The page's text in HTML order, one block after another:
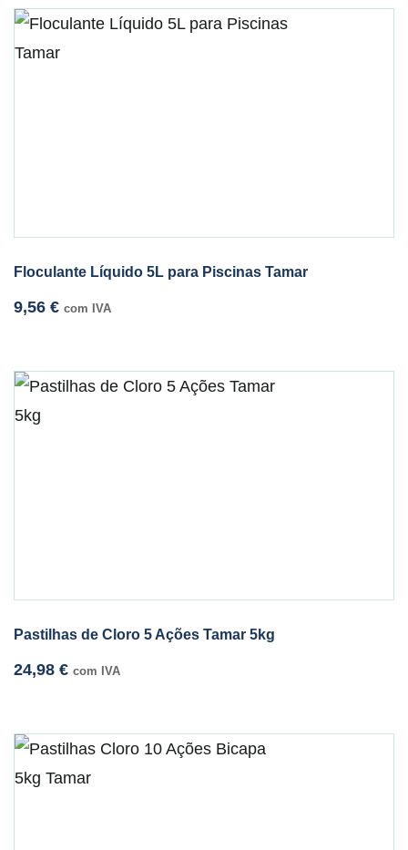
Floculante Líquido 5L para Piscinas Tamar
9,56 € com IVA
Pastilhas de Cloro 5 Ações Tamar 5kg
24,98 € com IVA